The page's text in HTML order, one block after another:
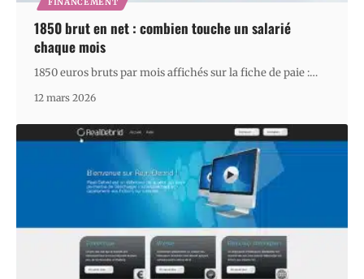
1850 brut en net : combien touche un salarié
chaque mois
1850 euros bruts par mois affichés sur la fiche de paie :…
12 mars 2026